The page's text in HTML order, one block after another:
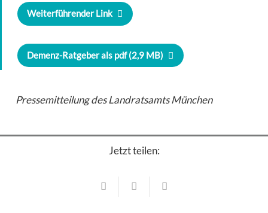
Weiterführender Link
Demenz-Ratgeber als pdf (2,9 MB)
Pressemitteilung des Landratsamts München
Jetzt teilen: